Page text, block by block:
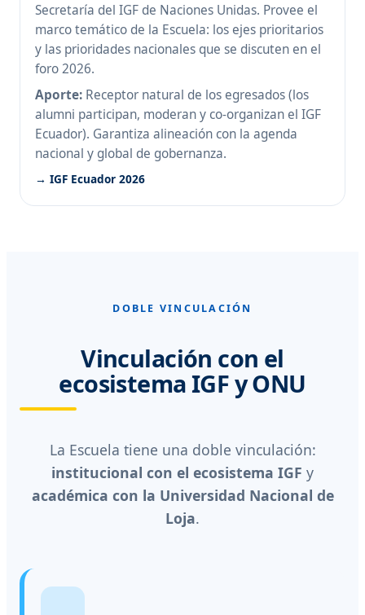
Secretaría del IGF de Naciones Unidas. Provee el
marco temático de la Escuela: los ejes prioritarios
y las prioridades nacionales que se discuten en el
foro 2026.
Aporte: Receptor natural de los egresados (los
alumni participan, moderan y co-organizan el IGF
Ecuador). Garantiza alineación con la agenda
nacional y global de gobernanza.
→ IGF Ecuador 2026
DOBLE VINCULACIÓN
Vinculación con el
ecosistema IGF y ONU
La Escuela tiene una doble vinculación:
institucional con el ecosistema IGF y
académica con la Universidad Nacional de
Loja.